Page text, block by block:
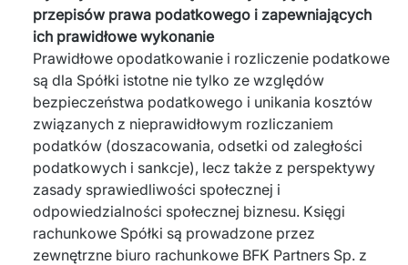
przepisów prawa podatkowego i zapewniających
ich prawidłowe wykonanie
Prawidłowe opodatkowanie i rozliczenie podatkowe
są dla Spółki istotne nie tylko ze względów
bezpieczeństwa podatkowego i unikania kosztów
związanych z nieprawidłowym rozliczaniem
podatków (doszacowania, odsetki od zaległości
podatkowych i sankcje), lecz także z perspektywy
zasady sprawiedliwości społecznej i
odpowiedzialności społecznej biznesu. Księgi
rachunkowe Spółki są prowadzone przez
zewnętrzne biuro rachunkowe BFK Partners Sp. z